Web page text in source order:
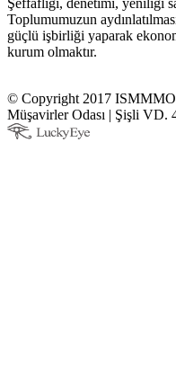
Şeffaflığı, denetimi, yeniliği
Toplumumuzun
güçlü işbirliği yaparak
kurum olmaktır.
© Copyright 2017 ISMMMO
Müşavirler Odası | Şişli VD.